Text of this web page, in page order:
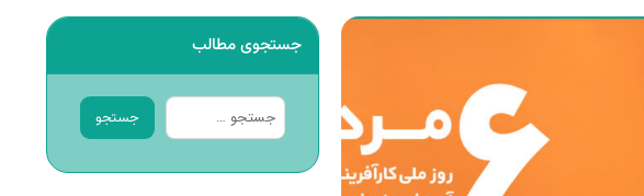
جستجوی مطالب
جستجو